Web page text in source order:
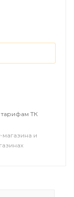
что в
Чтобы этого
имеет
тарифам ТК
магазина и